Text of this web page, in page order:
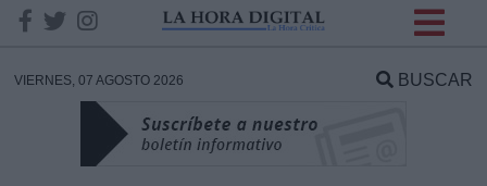
VIERNES, 07 AGOSTO 2026 BUSCAR
DATOS
Responsable: